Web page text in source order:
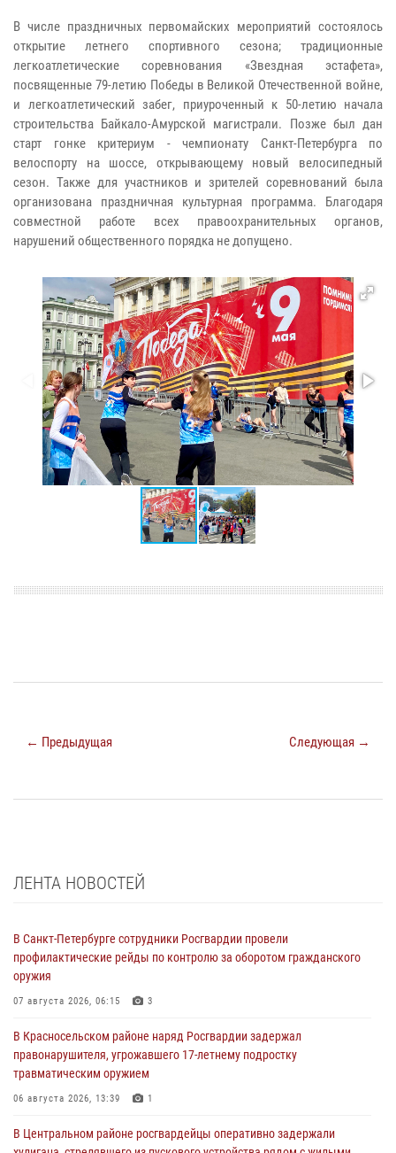
В числе праздничных первомайских мероприятий состоялось
открытие летнего спортивного сезона; традиционные
легкоатлетические соревнования «Звездная эстафета»,
посвященные 79-летию Победы в Великой Отечественной войне,
и легкоатлетический забег, приуроченный к 50-летию начала
строительства Байкало-Амурской магистрали. Позже был дан
старт гонке критериум - чемпионату Санкт-Петербурга по
велоспорту на шоссе, открывающему новый велосипедный
сезон. Также для участников и зрителей соревнований была
организована праздничная культурная программа. Благодаря
совместной работе всех правоохранительных органов,
нарушений общественного порядка не допущено.
← Предыдущая Следующая →
ЛЕНТА НОВОСТЕЙ
В Санкт-Петербурге сотрудники Росгвардии провели
профилактические рейды по контролю за оборотом гражданского
оружия
07 августа 2026, 06:15 3
В Красносельском районе наряд Росгвардии задержал
правонарушителя, угрожавшего 17-летнему подростку
травматическим оружием
06 августа 2026, 13:39 1
В Центральном районе росгвардейцы оперативно задержали